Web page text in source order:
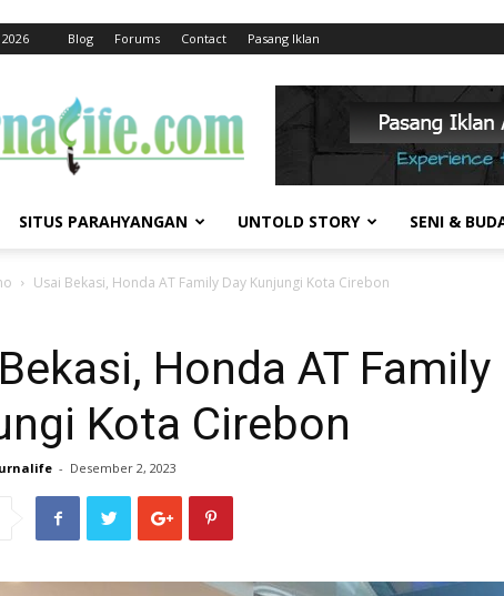
Blog Forums Contact Pasang Iklan
SITUS PARAHYANGAN UNTOLD STORY SENI &
Usai Bekasi, Honda AT Family Day Kunjungi Kota Cirebon
Honda AT Family
Kota Cirebon
- Desember 2, 2023